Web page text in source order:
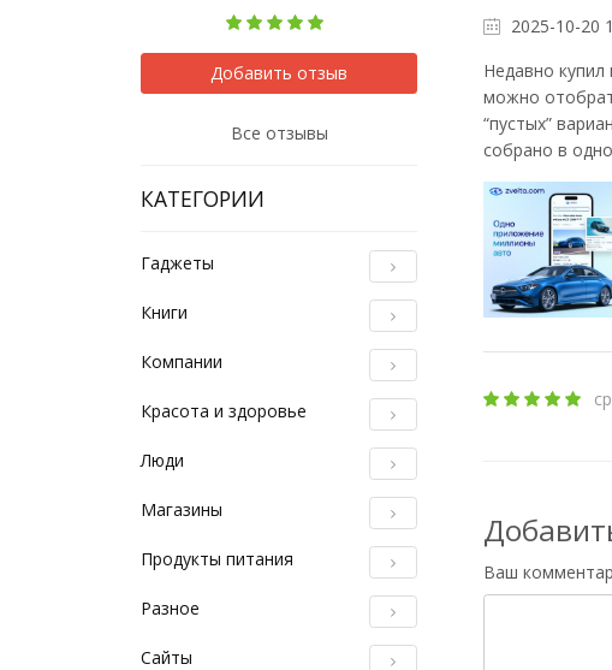
Добавить отзыв
Все отзывы
КАТЕГОРИИ
Гаджеты
Книги
Компании
Красота и здоровье
Люди
Магазины
Продукты питания
Разное
Сайты
2025-10-20
Недавно
можно
“пустых”
собрано в
Ваш